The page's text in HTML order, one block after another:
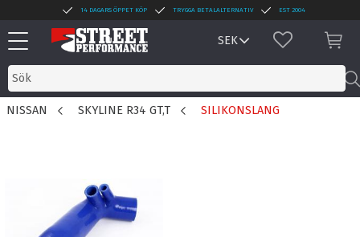
Meny
14 DAGARS ÖPPET KÖP TRYGGA BETALALTERNATIV EST 2004
FAVORITER
NISSAN SKYLINE R34 GT,T SILIKONSLANG